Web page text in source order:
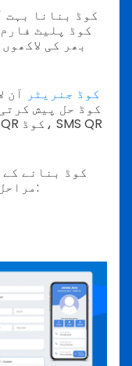
بھر کی
بہترین QR کوڈ جنریٹر آن
مراحل کی مکمل رہنمائی درج ذیل ہیں: